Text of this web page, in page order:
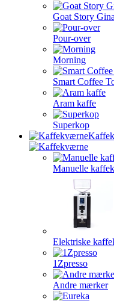
Goat Story Gina
Pour-over
Morning
Smart Coffee
Aram kaffe
Superkop
Manuelle
Elektriske
1Zpresso
Andre mærker